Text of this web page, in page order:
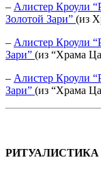
– Алистер Кроули
Золотой Зари” (из
– Алистер Кроули
Зари” (из “Храма
– Алистер Кроули
Зари” (из “Храма
РИТУАЛИСТИКА